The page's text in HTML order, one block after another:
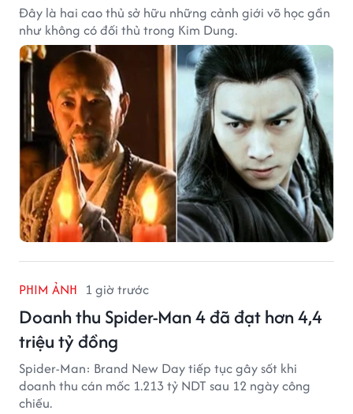
Đây là hai cao thủ sở hữu những cảnh giới võ học gần
như không có đối thủ trong Kim Dung.
PHIM ẢNH 1 giờ trước
Doanh thu Spider-Man 4 đã đạt hơn 4,4
triệu tỷ đồng
Spider-Man: Brand New Day tiếp tục gây sốt khi
doanh thu cán mốc 1.213 tỷ NDT sau 12 ngày công
chiếu.